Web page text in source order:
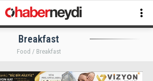
Breakfast
Food / Breakfast